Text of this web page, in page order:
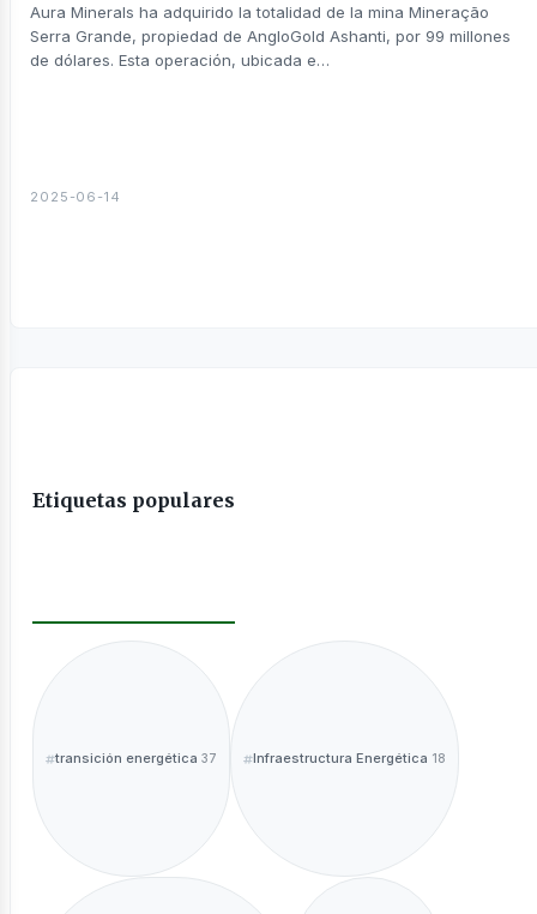
Aura Minerals ha adquirido la totalidad de la mina Mineração
Serra Grande, propiedad de AngloGold Ashanti, por 99 millones
de dólares. Esta operación, ubicada e…
2025-06-14
Etiquetas populares
transición energética 37 Infraestructura Energética 18